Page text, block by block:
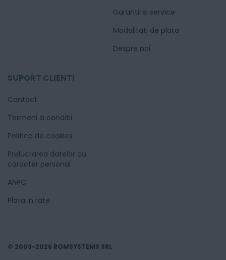
Garantii si service
Modalitati de plata
Despre noi
SUPORT CLIENTI
Contact
Termeni si conditii
Politica de cookies
Prelucrarea datelor cu
caracter personal
ANPC
Plata in rate
© 2003-2026 ROMSYSTEMS SRL